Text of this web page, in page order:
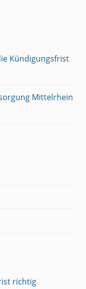
Kündigungsfrist
Mittelrhein
richtig